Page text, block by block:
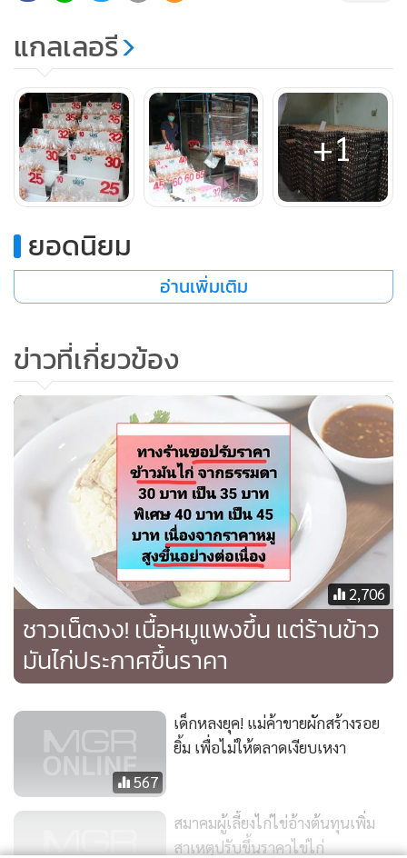
แกลเลอรี
+1
ยอดนิยม
อ่านเพิ่มเติม
ข่าวที่เกี่ยวข้อง
2,706
ชาวเน็ตงง! เนื้อหมูแพงขึ้น แต่ร้านข้าว
มันไก่ประกาศขึ้นราคา
567
เด็กหลงยุค! แม่ค้าขายผักสร้างรอย
ยิ้ม เพื่อไม่ให้ตลาดเงียบเหงา
สมาคมผู้เลี้ยงไก่ไข่อ้างต้นทุนเพิ่ม
สาเหตุปรับขึ้นราคาไข่ไก่